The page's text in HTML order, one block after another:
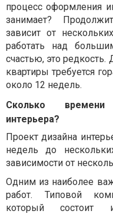
процесс оформления
занимает?
зависит от
работать над
счастью, это редкость.
квартиры требуется
около 12 недель.
Сколько времени
интерьера?
Проект дизайна
недель до
зависимости от
Одним из наиболее
работ. Типовой
который состоит